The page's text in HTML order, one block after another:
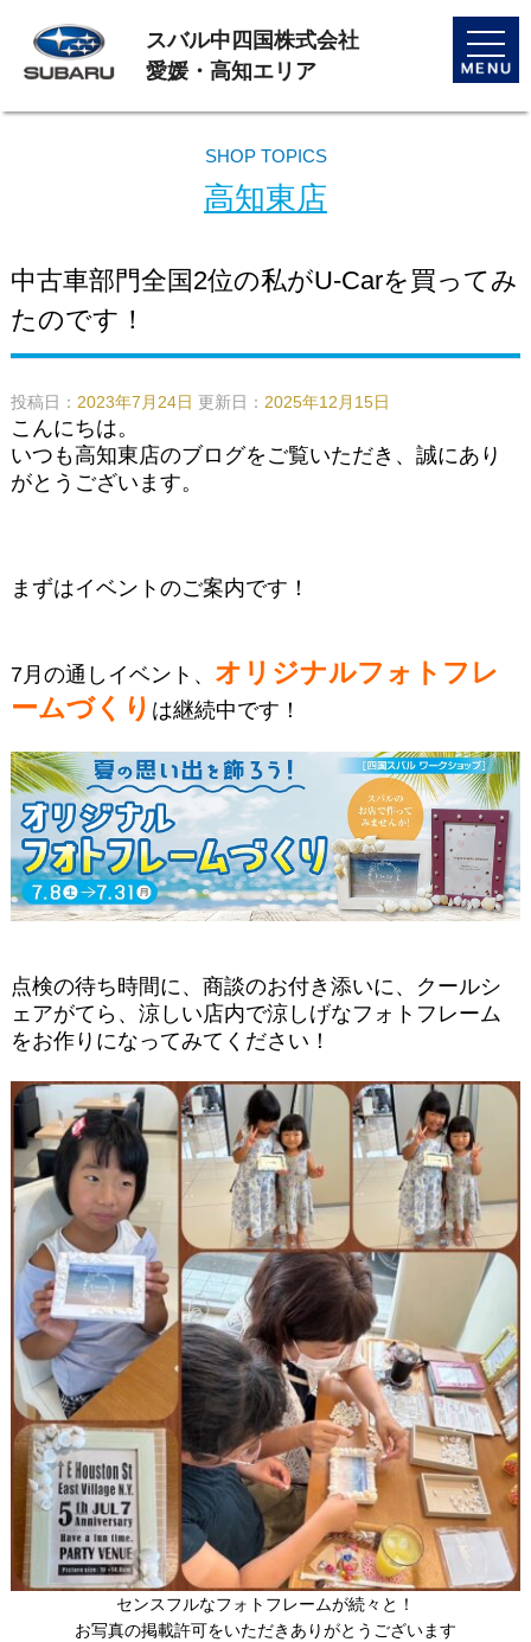
toggle
スバル中四国株式会社
愛媛・高知エリア
SHOP TOPICS
高知東店
中古車部門全国2位の私がU-Carを買ってみ
たのです！
投稿日： 2023年7月24日 更新日： 2025年12月15日
こんにちは。
いつも高知東店のブログをご覧いただき、誠にあり
がとうございます。
まずはイベントのご案内です！
7月の通しイベント、 オリジナルフォトフレ
ームづくり は継続中です！
点検の待ち時間に、商談のお付き添いに、クールシ
ェアがてら、涼しい店内で涼しげなフォトフレーム
をお作りになってみてください！
センスフルなフォトフレームが続々と！
お写真の掲載許可をいただきありがとうございます